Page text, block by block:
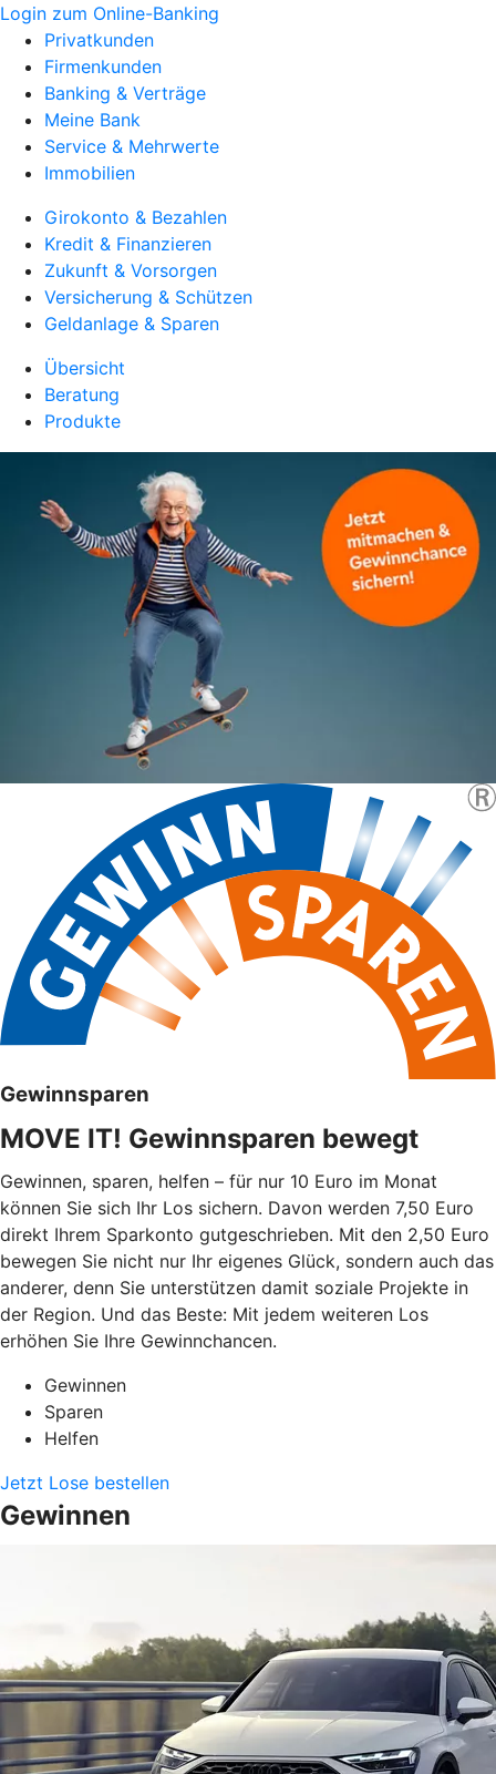
Login zum Online-Banking
Privatkunden
Firmenkunden
Banking & Verträge
Meine Bank
Service & Mehrwerte
Immobilien
Girokonto & Bezahlen
Kredit & Finanzieren
Zukunft & Vorsorgen
Versicherung & Schützen
Geldanlage & Sparen
Übersicht
Beratung
Produkte
Gewinnsparen
MOVE IT! Gewinnsparen bewegt
Gewinnen, sparen, helfen – für nur 10 Euro im Monat
können Sie sich Ihr Los sichern. Davon werden 7,50 Euro
direkt Ihrem Sparkonto gutgeschrieben. Mit den 2,50 Euro
bewegen Sie nicht nur Ihr eigenes Glück, sondern auch das
anderer, denn Sie unterstützen damit soziale Projekte in
der Region. Und das Beste: Mit jedem weiteren Los
erhöhen Sie Ihre Gewinnchancen.
Gewinnen
Sparen
Helfen
Jetzt Lose bestellen
Gewinnen